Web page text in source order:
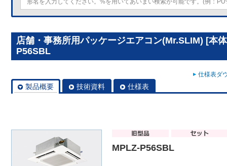
店舗・事務所用パッケージエアコン(Mr.SLIM) [本
P56SBL
仕様表ダ
製品概要 技術資料 仕様表
MPLZ-P56SBL